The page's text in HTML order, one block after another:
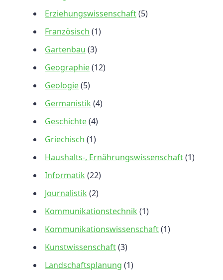
Erziehungswissenschaft(5)
Französisch (1)
Gartenbau (3)
Geographie(12)
Geologie(5)
Germanistik (4)
Geschichte(4)
Griechisch (1)
Haushalts-, Ernährungswissenschaft(1)
Informatik (22)
Journalistik (2)
Kommunikationstechnik (1)
Kommunikationswissenschaft(1)
Kunstwissenschaft(3)
Landschaftsplanung (1)